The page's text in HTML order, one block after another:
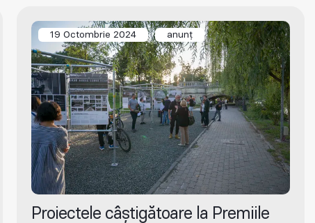
19 Octombrie 2024 anunț
Proiectele câștigătoare la Premiile